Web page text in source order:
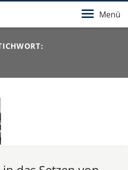
Menü